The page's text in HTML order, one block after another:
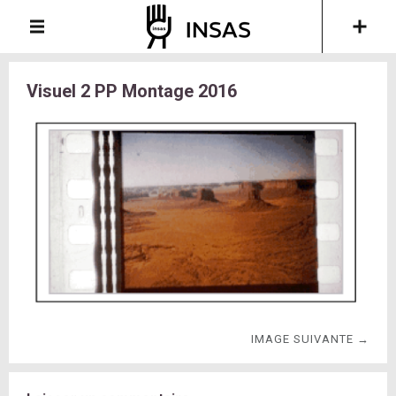
Visuel 2 PP Montage 2016
IMAGE SUIVANTE →